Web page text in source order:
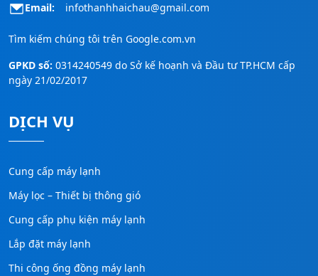
Email: infothanhhaichau@gmail.com
Tìm kiếm chúng tôi trên Google.com.vn
GPKD số: 0314240549 do Sở kế hoạnh và Đầu tư TP.HCM cấp
ngày 21/02/2017
DỊCH VỤ
Cung cấp máy lạnh
Máy lọc – Thiết bị thông gió
Cung cấp phụ kiện máy lạnh
Lắp đặt máy lạnh
Thi công ống đồng máy lạnh